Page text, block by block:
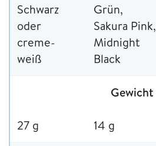
Schwarz
oder
creme-
weiß
Grün,
Sakura Pink,
Midnight
Black
Gewicht
27 g 14 g